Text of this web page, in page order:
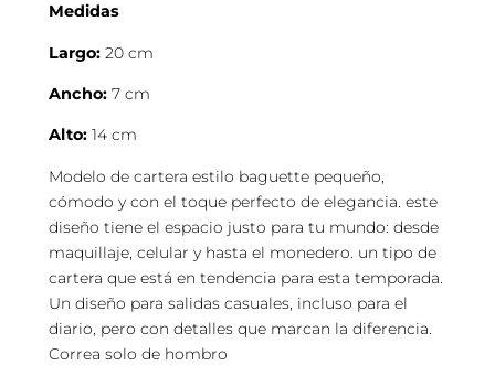
t
t
T
c
h
a
s
c
a
n
t
i
Medidas
Largo:20 cm
Ancho:7 cm
Alto:14 cm
Modelo de cartera estilo baguette pequeño,
cómodo y con el toque perfecto de elegancia. este
diseño tiene el espacio justo para tu mundo: desde
maquillaje, celular y hasta el monedero. un tipo de
cartera que está en tendencia para esta temporada.
Un diseño para salidas casuales, incluso para el
diario, pero con detalles que marcan la diferencia.
Correa solo de hombro